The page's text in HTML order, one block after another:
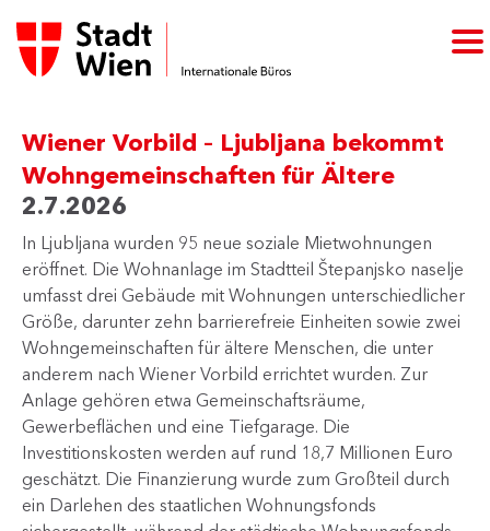
Wiener Vorbild – Ljubljana bekommt
Wohngemeinschaften für Ältere
2.7.2026
In Ljubljana wurden 95 neue soziale Mietwohnungen
eröffnet. Die Wohnanlage im Stadtteil Štepanjsko naselje
umfasst drei Gebäude mit Wohnungen unterschiedlicher
Größe, darunter zehn barrierefreie Einheiten sowie zwei
Wohngemeinschaften für ältere Menschen, die unter
anderem nach Wiener Vorbild errichtet wurden. Zur
Anlage gehören etwa Gemeinschaftsräume,
Gewerbeflächen und eine Tiefgarage. Die
Investitionskosten werden auf rund 18,7 Millionen Euro
geschätzt. Die Finanzierung wurde zum Großteil durch
ein Darlehen des staatlichen Wohnungsfonds